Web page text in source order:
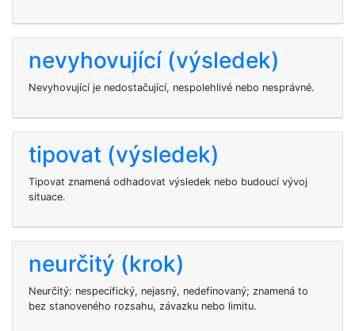
nevyhovující (výsledek)
Nevyhovující je nedostačující, nespolehlivé nebo nesprávné.
tipovat (výsledek)
Tipovat znamená odhadovat výsledek nebo budoucí vývoj
situace.
neurčitý (krok)
Neurčitý: nespecifický, nejasný, nedefinovaný; znamená to
bez stanoveného rozsahu, závazku nebo limitu.